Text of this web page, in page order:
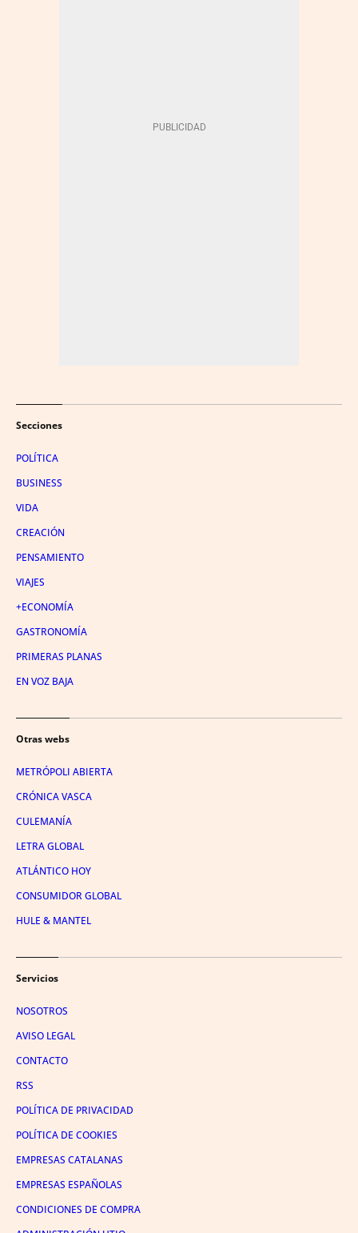
Secciones
POLÍTICA
BUSINESS
VIDA
CREACIÓN
PENSAMIENTO
VIAJES
+ECONOMÍA
GASTRONOMÍA
PRIMERAS PLANAS
EN VOZ BAJA
Otras webs
METRÓPOLI ABIERTA
CRÓNICA VASCA
CULEMANÍA
LETRA GLOBAL
ATLÁNTICO HOY
CONSUMIDOR GLOBAL
HULE & MANTEL
Servicios
NOSOTROS
AVISO LEGAL
CONTACTO
RSS
POLÍTICA DE PRIVACIDAD
POLÍTICA DE COOKIES
EMPRESAS CATALANAS
EMPRESAS ESPAÑOLAS
CONDICIONES DE COMPRA